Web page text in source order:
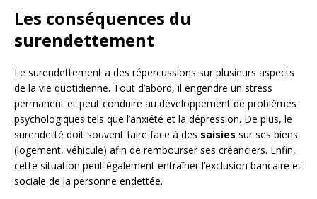
Les conséquences du
surendettement
Le surendettement a des répercussions sur plusieurs aspects
de la vie quotidienne. Tout d’abord, il engendre un stress
permanent et peut conduire au développement de problèmes
psychologiques tels que l’anxiété et la dépression. De plus, le
surendetté doit souvent faire face à des saisies sur ses biens
(logement, véhicule) afin de rembourser ses créanciers. Enfin,
cette situation peut également entraîner l’exclusion bancaire et
sociale de la personne endettée.